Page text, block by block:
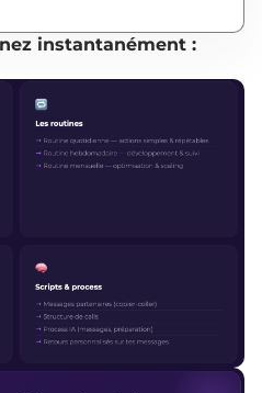
instantanément :